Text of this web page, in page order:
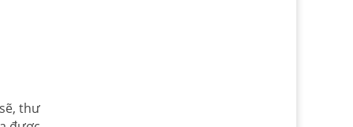
thư